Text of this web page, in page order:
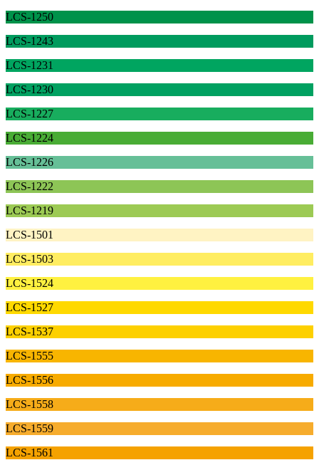
LCS-1250
LCS-1243
LCS-1231
LCS-1230
LCS-1227
LCS-1224
LCS-1226
LCS-1222
LCS-1219
LCS-1501
LCS-1503
LCS-1524
LCS-1527
LCS-1537
LCS-1555
LCS-1556
LCS-1558
LCS-1559
LCS-1561